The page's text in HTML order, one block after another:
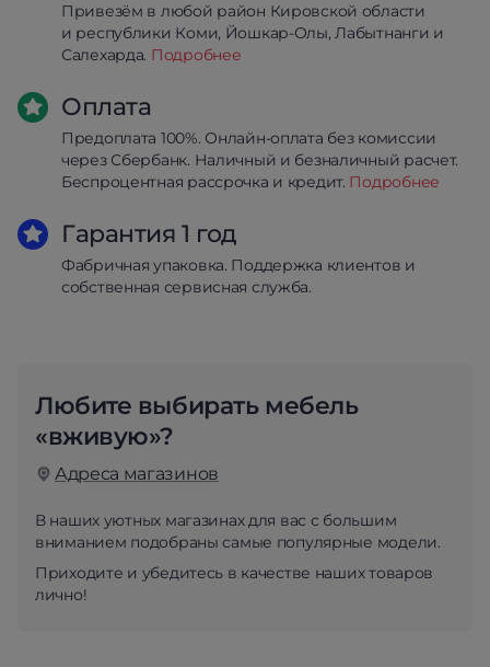
Привезём в любой район Кировской области
и республики Коми, Йошкар-Олы, Лабытнанги и
Салехарда. Подробнее
Оплата
Предоплата 100%. Онлайн-оплата без комиссии
через Сбербанк. Наличный и безналичный расчет.
Беспроцентная рассрочка и кредит. Подробнее
Гарантия 1 год
Фабричная упаковка. Поддержка клиентов и
собственная сервисная служба.
Любите выбирать мебель
«вживую»?
Адреса магазинов
В наших уютных магазинах для вас с большим
вниманием подобраны самые популярные модели.
Приходите и убедитесь в качестве наших товаров
лично!